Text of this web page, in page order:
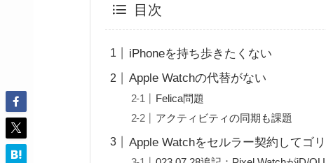
目次
iPhoneを持ち歩きたくない
Apple Watchの代替がない
Felica問題
アクティビティの同期も課題
Apple Watchをセルラー契約してゴ